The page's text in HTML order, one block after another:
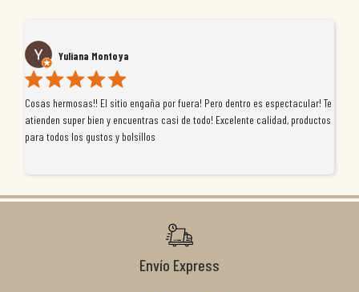
Yuliana Montoya
Cosas hermosas!! El sitio engaña por fuera! Pero dentro es espectacular! Te
atienden super bien y encuentras casi de todo! Excelente calidad, productos
para todos los gustos y bolsillos
Envío Express